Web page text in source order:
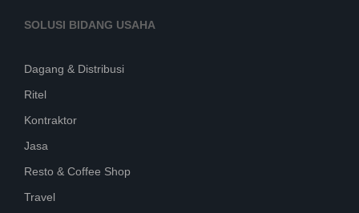
SOLUSI BIDANG USAHA
Dagang & Distribusi
Ritel
Kontraktor
Jasa
Resto & Coffee Shop
Travel